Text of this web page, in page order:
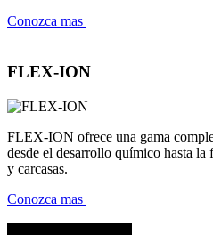
Conozca mas
FLEX-ION
FLEX-ION ofrece una gama
desde el desarrollo químico hasta
y carcasas.
Conozca mas